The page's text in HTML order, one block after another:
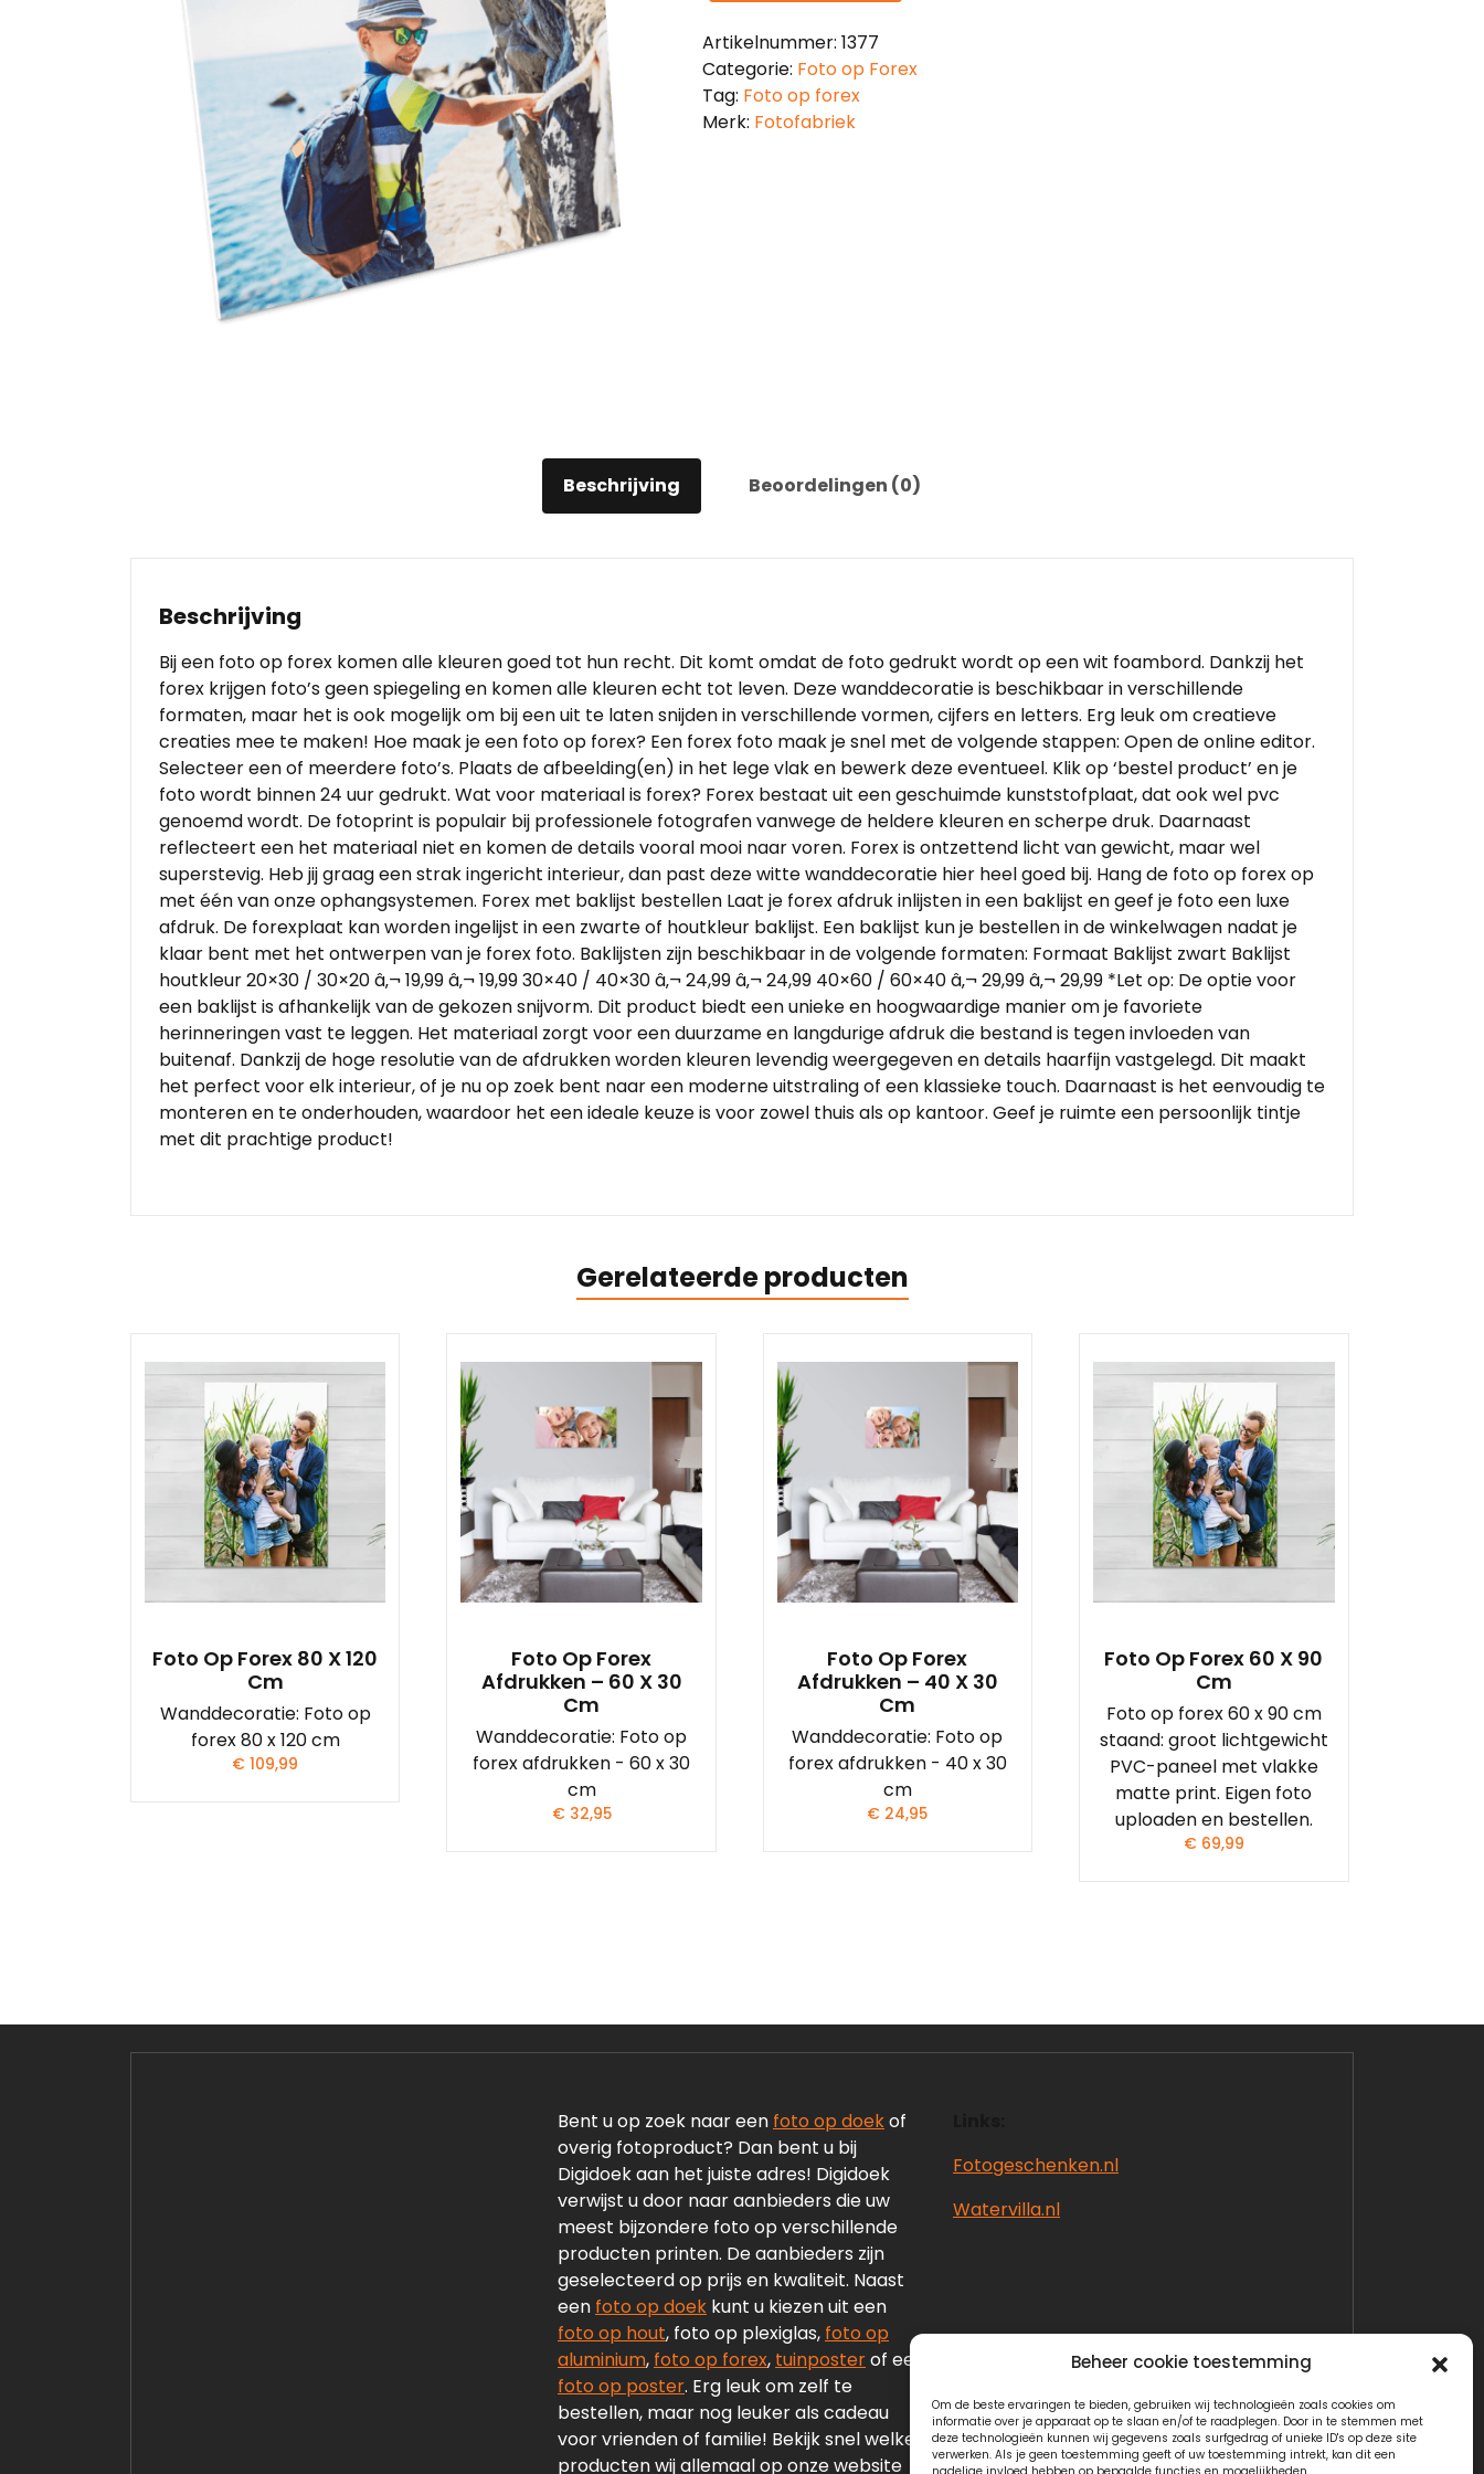
Beheer cookie toestemming
Om de beste ervaringen te bieden, gebruiken wij technologieën zoals cookies om
informatie over je apparaat op te slaan en/of te raadplegen. Door in te stemmen met
deze technologieën kunnen wij gegevens zoals surfgedrag of unieke ID's op deze site
verwerken. Als je geen toestemming geeft of uw toestemming intrekt, kan dit een
Artikelnummer: 1377
Categorie: Foto op Forex
Tag: Foto op forex
Merk: Fotofabriek
Beschrijving Beoordelingen (0)
Beschrijving
Bij een foto op forex komen alle kleuren goed tot hun recht. Dit komt omdat de foto gedrukt wordt op een wit foambord. Dankzij het
forex krijgen foto’s geen spiegeling en komen alle kleuren echt tot leven. Deze wanddecoratie is beschikbaar in verschillende
formaten, maar het is ook mogelijk om bij een uit te laten snijden in verschillende vormen, cijfers en letters. Erg leuk om creatieve
creaties mee te maken! Hoe maak je een foto op forex? Een forex foto maak je snel met de volgende stappen: Open de online editor.
Selecteer een of meerdere foto’s. Plaats de afbeelding(en) in het lege vlak en bewerk deze eventueel. Klik op ‘bestel product’ en je
foto wordt binnen 24 uur gedrukt. Wat voor materiaal is forex? Forex bestaat uit een geschuimde kunststofplaat, dat ook wel pvc
genoemd wordt. De fotoprint is populair bij professionele fotografen vanwege de heldere kleuren en scherpe druk. Daarnaast
reflecteert een het materiaal niet en komen de details vooral mooi naar voren. Forex is ontzettend licht van gewicht, maar wel
superstevig. Heb jij graag een strak ingericht interieur, dan past deze witte wanddecoratie hier heel goed bij. Hang de foto op forex op
met één van onze ophangsystemen. Forex met baklijst bestellen Laat je forex afdruk inlijsten in een baklijst en geef je foto een luxe
afdruk. De forexplaat kan worden ingelijst in een zwarte of houtkleur baklijst. Een baklijst kun je bestellen in de winkelwagen nadat je
klaar bent met het ontwerpen van je forex foto. Baklijsten zijn beschikbaar in de volgende formaten: Formaat Baklijst zwart Baklijst
houtkleur 20×30 / 30×20 â‚¬ 19,99 â‚¬ 19,99 30×40 / 40×30 â‚¬ 24,99 â‚¬ 24,99 40×60 / 60×40 â‚¬ 29,99 â‚¬ 29,99 *Let op: De optie voor
een baklijst is afhankelijk van de gekozen snijvorm. Dit product biedt een unieke en hoogwaardige manier om je favoriete
herinneringen vast te leggen. Het materiaal zorgt voor een duurzame en langdurige afdruk die bestand is tegen invloeden van
buitenaf. Dankzij de hoge resolutie van de afdrukken worden kleuren levendig weergegeven en details haarfijn vastgelegd. Dit maakt
het perfect voor elk interieur, of je nu op zoek bent naar een moderne uitstraling of een klassieke touch. Daarnaast is het eenvoudig te
monteren en te onderhouden, waardoor het een ideale keuze is voor zowel thuis als op kantoor. Geef je ruimte een persoonlijk tintje
met dit prachtige product!
Gerelateerde producten
Foto Op Forex 80 X 120
Cm
Wanddecoratie: Foto op
forex 80 x 120 cm
€ 109,99
Foto Op Forex
Afdrukken – 60 X 30
Cm
Wanddecoratie: Foto op
forex afdrukken - 60 x 30
cm
€32,95
Foto Op Forex
Afdrukken – 40 X 30
Cm
Wanddecoratie: Foto op
forex afdrukken - 40 x 30
cm
€ 24,95
Foto Op Forex 60 X 90
Cm
Foto op forex 60 x 90 cm
staand: groot lichtgewicht
PVC-paneel met vlakke
matte print. Eigen foto
uploaden en bestellen.
€69,99
Bent u op zoek naar een foto op doekof
overig fotoproduct? Dan bent u bij
Digidoek aan het juiste adres! Digidoek
verwijst u door naar aanbieders die uw
meest bijzondere foto op verschillende
producten printen. De aanbieders zijn
geselecteerd op prijs en kwaliteit. Naast
een foto op doek kunt u kiezen uit een
foto op hout, foto op plexiglas, foto op
aluminium, foto op forex, tuinposterof een
foto op poster. Erg leuk om zelf te
bestellen, maar nog leuker als cadeau
voor vrienden of familie! Bekijk snel welke
producten wij allemaal op onze website
Fotogeschenken.nl
Watervilla.nl